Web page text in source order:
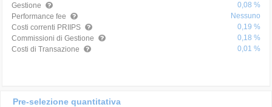
Gestione
0,08 %
Performance fee
Nessuno
Costi correnti PRIIPS
0,19 %
Commissioni di Gestione
0,18 %
Costi di Transazione
0,01 %
Pre-selezione quantitativa